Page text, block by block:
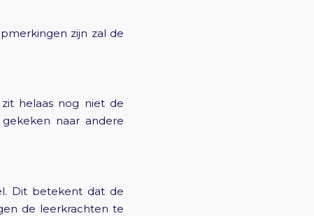
zijn zal de
helaas nog niet de
naar andere
Dit betekent dat de
de leerkrachten te